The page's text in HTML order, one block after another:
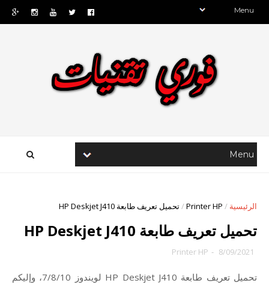
الرئيسية /
Printer HP
/تحميل تعريف طابعة HP Deskjet J410
تحميل تعريف طابعة HP Deskjet J410
8/09/2021
-
Printer HP
تحميل تعريف طابعة HP Deskjet J410 لويندوز 7/8/10، و
إليكم